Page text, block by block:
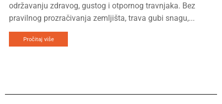
održavanju zdravog, gustog i otpornog travnjaka. Bez
pravilnog prozračivanja zemljišta, trava gubi snagu,...
Pročitaj više